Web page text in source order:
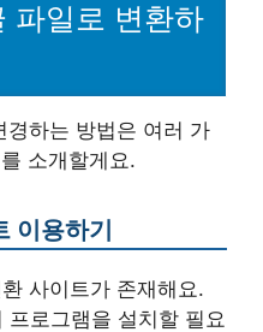
파일로 변환하
경하는 방법은 여러 가
소개할게요.
이용하기
사이트가 존재해요.
프로그램을 설치할 필요